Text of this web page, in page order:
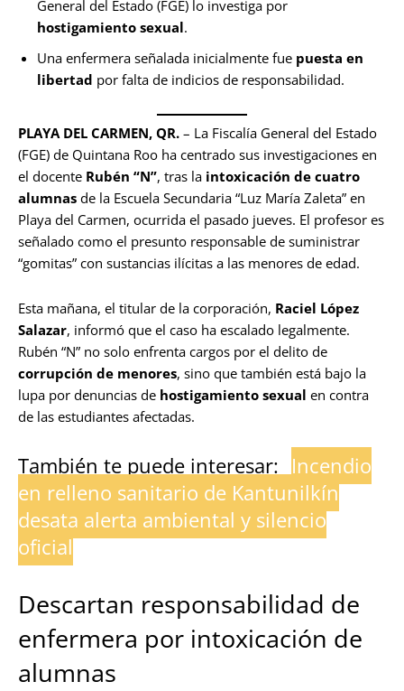
General del Estado (FGE) lo investiga por
hostigamiento sexual.
Una enfermera señalada inicialmente fue puesta en
libertad por falta de indicios de responsabilidad.
PLAYA DEL CARMEN, QR. – La Fiscalía General del Estado
(FGE) de Quintana Roo ha centrado sus investigaciones en
el docente Rubén “N”, tras la intoxicación de cuatro
alumnas de la Escuela Secundaria “Luz María Zaleta” en
Playa del Carmen, ocurrida el pasado jueves. El profesor es
señalado como el presunto responsable de suministrar
“gomitas” con sustancias ilícitas a las menores de edad.
Esta mañana, el titular de la corporación, Raciel López
Salazar, informó que el caso ha escalado legalmente.
Rubén “N” no solo enfrenta cargos por el delito de
corrupción de menores, sino que también está bajo la
lupa por denuncias de hostigamiento sexual en contra
de las estudiantes afectadas.
También te puede interesar: Incendio
en relleno sanitario de Kantunilkín
desata alerta ambiental y silencio
oficial
Descartan responsabilidad de
enfermera por intoxicación de
alumnas